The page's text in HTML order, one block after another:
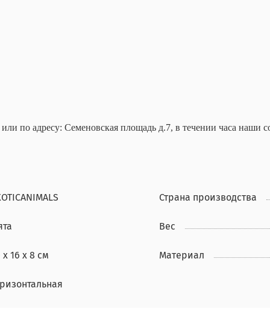
по адресу: Семеновская площадь д.7, в течении часа наши
Страна производства
Вес
х 16 х 8 см Материал